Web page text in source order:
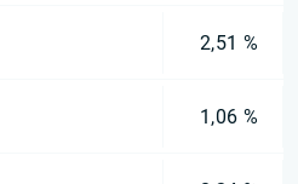
2,51 %
1,06 %